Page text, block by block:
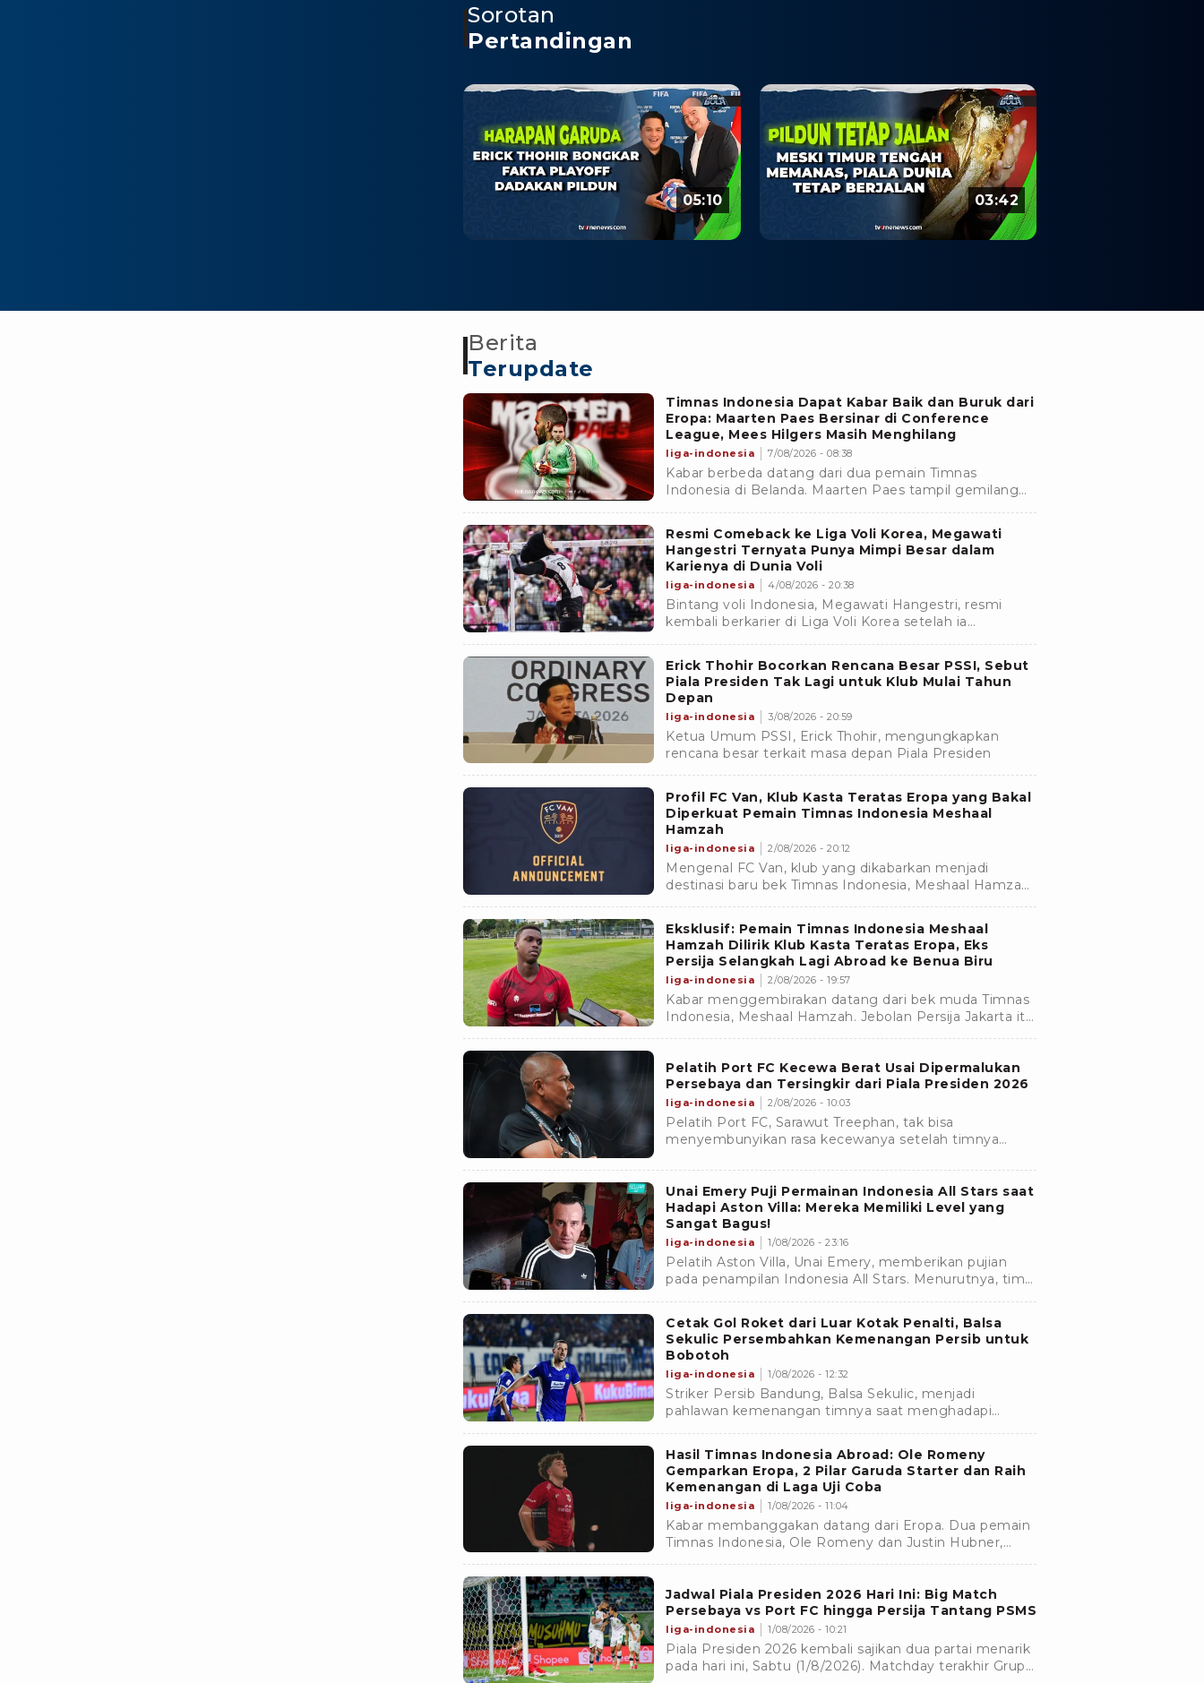
Sorotan
Pertandingan
05:10 03:42
Berita
Terupdate
Timnas Indonesia Dapat Kabar Baik dan Buruk dari
Eropa: Maarten Paes Bersinar di Conference
League, Mees Hilgers Masih Menghilang
liga-indonesia 7/08/2026 - 08:38
Kabar berbeda datang dari dua pemain Timnas
Indonesia di Belanda. Maarten Paes tampil gemilang
di FC Twente.
Resmi Comeback ke Liga Voli Korea, Megawati
Hangestri Ternyata Punya Mimpi Besar dalam
Karienya di Dunia Voli
liga-indonesia 4/08/2026 - 20:38
Bintang voli Indonesia, Megawati Hangestri, resmi
kembali berkarier di Liga Voli Korea setelah ia
kuota Asia.
Erick Thohir Bocorkan Rencana Besar PSSI, Sebut
Piala Presiden Tak Lagi untuk Klub Mulai Tahun
Depan
liga-indonesia 3/08/2026 - 20:59
Ketua Umum PSSI, Erick Thohir, mengungkapkan
rencana besar terkait masa depan Piala Presiden
Profil FC Van, Klub Kasta Teratas Eropa yang Bakal
Diperkuat Pemain Timnas Indonesia Meshaal
Hamzah
liga-indonesia 2/08/2026 - 20:12
Mengenal FC Van, klub yang dikabarkan menjadi
destinasi baru bek Timnas Indonesia, Meshaal Hamzah.
negosiasi.
Eksklusif: Pemain Timnas Indonesia Meshaal
Hamzah Dilirik Klub Kasta Teratas Eropa, Eks
Persija Selangkah Lagi Abroad ke Benua Biru
liga-indonesia 2/08/2026 - 19:57
Kabar menggembirakan datang dari bek muda Timnas
Indonesia, Meshaal Hamzah. Jebolan Persija Jakarta itu
Pelatih Port FC Kecewa Berat Usai Dipermalukan
Persebaya dan Tersingkir dari Piala Presiden 2026
liga-indonesia 2/08/2026 - 10:03
Pelatih Port FC, Sarawut Treephan, tak bisa
menyembunyikan rasa kecewanya setelah timnya
Persebaya.
Unai Emery Puji Permainan Indonesia All Stars saat
Hadapi Aston Villa: Mereka Memiliki Level yang
Sangat Bagus!
liga-indonesia 1/08/2026 - 23:16
Pelatih Aston Villa, Unai Emery, memberikan pujian
pada penampilan Indonesia All Stars. Menurutnya, tim
Cetak Gol Roket dari Luar Kotak Penalti, Balsa
Sekulic Persembahkan Kemenangan Persib untuk
Bobotoh
liga-indonesia 1/08/2026 - 12:32
Striker Persib Bandung, Balsa Sekulic, menjadi
pahlawan kemenangan timnya saat menghadapi
menang tipis 1-0.
Hasil Timnas Indonesia Abroad: Ole Romeny
Gemparkan Eropa, 2 Pilar Garuda Starter dan Raih
Kemenangan di Laga Uji Coba
liga-indonesia 1/08/2026 - 11:04
Kabar membanggakan datang dari Eropa. Dua pemain
Timnas Indonesia, Ole Romeny dan Justin Hubner,
Jadwal Piala Presiden 2026 Hari Ini: Big Match
Persebaya vs Port FC hingga Persija Tantang PSMS
liga-indonesia 1/08/2026 - 10:21
Piala Presiden 2026 kembali sajikan dua partai menarik
pada hari ini, Sabtu (1/8/2026). Matchday terakhir Grup